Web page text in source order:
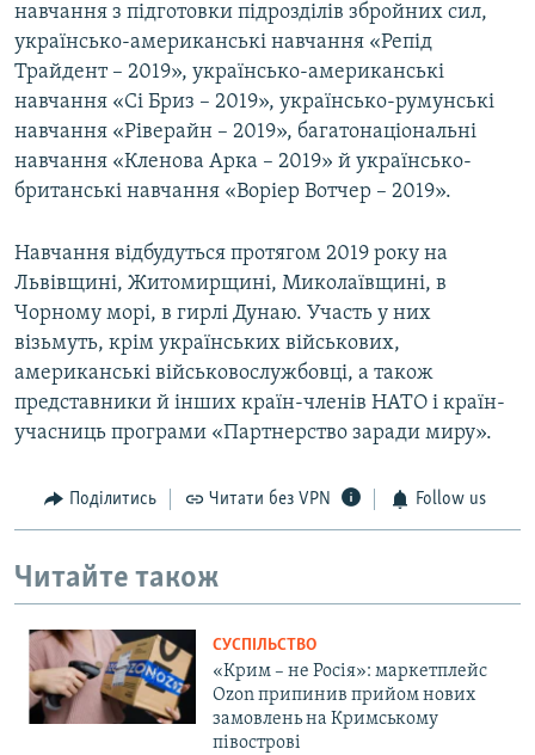
навчання з підготовки підрозділів збройних сил,
українсько-американські навчання «Репід
Трайдент – 2019», українсько-американські
навчання «Сі Бриз – 2019», українсько-румунські
навчання «Ріверайн – 2019», багатонаціональні
навчання «Кленова Арка – 2019» й українсько-
британські навчання «Воріер Вотчер – 2019».
Навчання відбудуться протягом 2019 року на
Львівщині, Житомирщині, Миколаївщині, в
Чорному морі, в гирлі Дунаю. Участь у них
візьмуть, крім українських військових,
американські військовослужбовці, а також
представники й інших країн-членів НАТО і країн-
учасниць програми «Партнерство заради миру».
Поділитись Читати без VPN Follow us
Читайте також
СУСПІЛЬСТВО
«Крим – не Росія»: маркетплейс
Ozon припинив прийом нових
замовлень на Кримському
півострові